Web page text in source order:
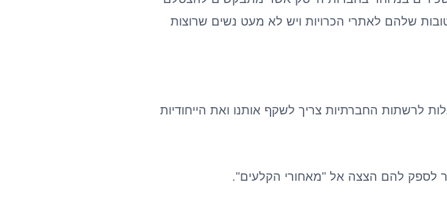
שלהם לאתרי הכרויות ויש לא מעט נשים שרוצות
לרשתות החברתיות צריך לשקף אותנו ואת הייחודיות
לספק להם הצצה אל "מאחורי הקלעים".